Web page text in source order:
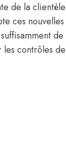
de la clientèle
ces nouvelles
de
les contrôles de